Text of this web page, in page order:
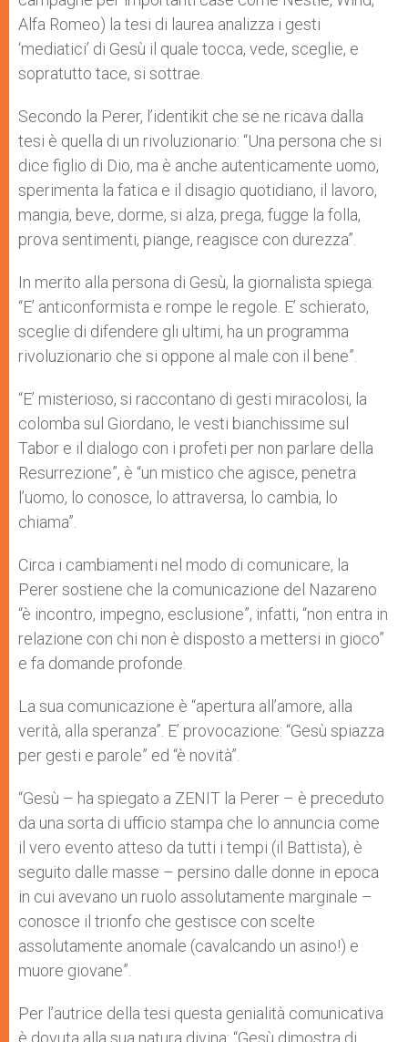
Alfa Romeo) la tesi di laurea analizza i gesti
‘mediatici’ di Gesù il quale tocca, vede, sceglie, e
sopratutto tace, si sottrae.
Secondo la Perer, l’identikit che se ne ricava dalla
tesi è quella di un rivoluzionario: “Una persona che si
dice figlio di Dio, ma è anche autenticamente uomo,
sperimenta la fatica e il disagio quotidiano, il lavoro,
mangia, beve, dorme, si alza, prega, fugge la folla,
prova sentimenti, piange, reagisce con durezza”.
In merito alla persona di Gesù, la giornalista spiega:
“E’ anticonformista e rompe le regole. E’ schierato,
sceglie di difendere gli ultimi, ha un programma
rivoluzionario che si oppone al male con il bene”.
“E’ misterioso, si raccontano di gesti miracolosi, la
colomba sul Giordano, le vesti bianchissime sul
Tabor e il dialogo con i profeti per non parlare della
Resurrezione”, è “un mistico che agisce, penetra
l’uomo, lo conosce, lo attraversa, lo cambia, lo
chiama”.
Circa i cambiamenti nel modo di comunicare, la
Perer sostiene che la comunicazione del Nazareno
“è incontro, impegno, esclusione”, infatti, “non entra in
relazione con chi non è disposto a mettersi in gioco”
e fa domande profonde.
La sua comunicazione è “apertura all’amore, alla
verità, alla speranza”. E’ provocazione: “Gesù spiazza
per gesti e parole” ed “è novità”.
“Gesù – ha spiegato a ZENIT la Perer – è preceduto
da una sorta di ufficio stampa che lo annuncia come
il vero evento atteso da tutti i tempi (il Battista), è
seguito dalle masse – persino dalle donne in epoca
in cui avevano un ruolo assolutamente marginale –
conosce il trionfo che gestisce con scelte
assolutamente anomale (cavalcando un asino!) e
muore giovane”.
Per l’autrice della tesi questa genialità comunicativa
è dovuta alla sua natura divina: “Gesù dimostra di